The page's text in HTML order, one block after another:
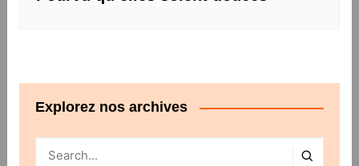
Explorez nos archives